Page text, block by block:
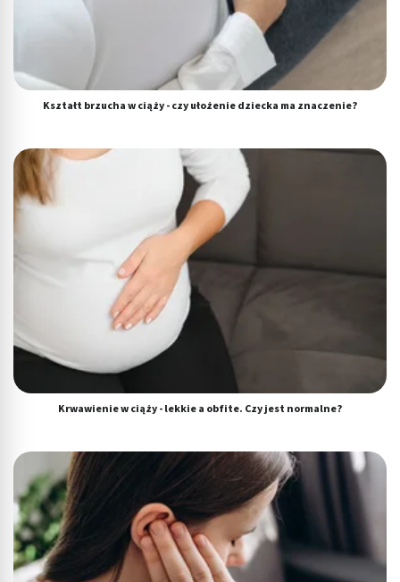
Kształt brzucha w ciąży - czy ułożenie dziecka ma znaczenie?
Krwawienie w ciąży - lekkie a obfite. Czy jest normalne?